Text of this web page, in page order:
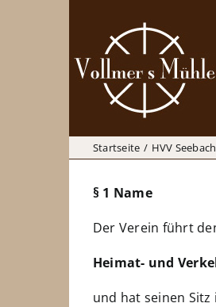
Startseite HVV Seebach
§ 1 Name
Der Verein führt
Heimat- und
und hat seinen